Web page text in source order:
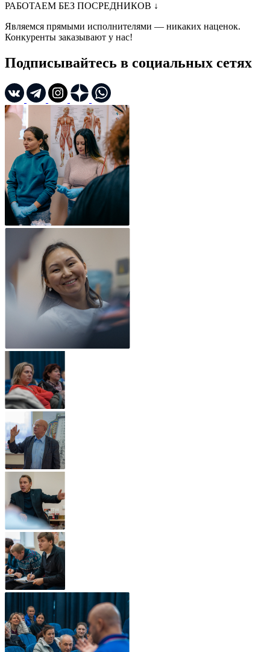
РАБОТАЕМ БЕЗ ПОСРЕДНИКОВ ↓
Являемся прямыми исполнителями — никаких наценок.
Конкуренты заказывают у нас!
Подписывайтесь в социальных сетях